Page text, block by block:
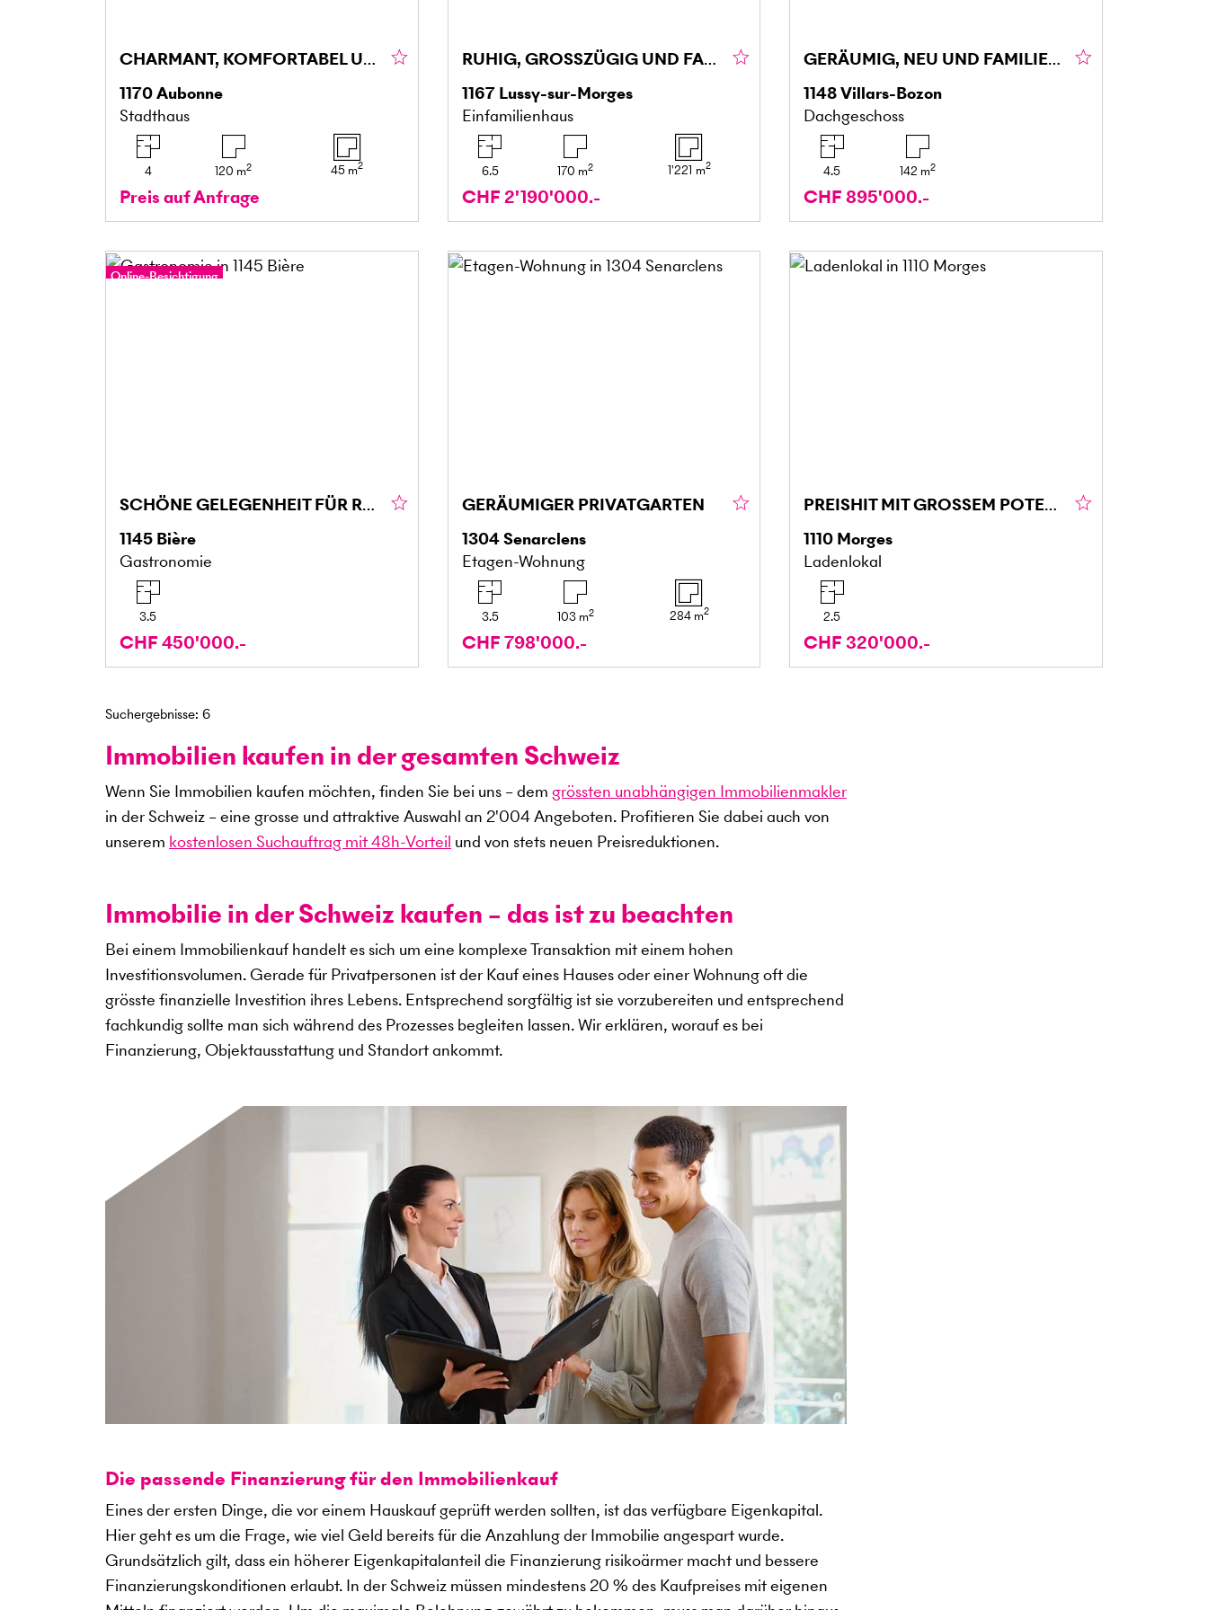
CHARMANT, KOMFORTABEL UND AUTHENTISCH
1170Aubonne
Stadthaus
4 120 m2 45 m2
Preis auf Anfrage
RUHIG, GROSSZÜGIG UND FAMILIENFREUNDLICH
1167 Lussy-sur-Morges
Einfamilienhaus
6.5 170 m2 1'221 m2
CHF 2'190'000.-
GERÄUMIG, NEU UND FAMILIENFREUNDLICH
1148Villars-Bozon
Dachgeschoss
4.5 142 m2
CHF 895'000.-
Online-Besichtigung
SCHÖNE GELEGENHEIT FÜR RENOVIERUNG
1145 Bière
Gastronomie
3.5
CHF 450'000.-
GERÄUMIGER PRIVATGARTEN
1304Senarclens
Etagen-Wohnung
3.5 103 m2 284 m2
CHF 798'000.-
PREISHIT MIT GROSSEM POTENZIAL
1110 Morges
Ladenlokal
2.5
CHF 320'000.-
Suchergebnisse: 6
Immobilien kaufen in der gesamten Schweiz
Wenn Sie Immobilien kaufen möchten, finden Sie bei uns – dem grössten unabhängigen Immobilienmakler
in der Schweiz – eine grosse und attraktive Auswahl an 2'004Angeboten. Profitieren Sie dabei auch von
unserem kostenlosen Suchauftrag mit 48h-Vorteil und von stets neuen Preisreduktionen.
Immobilie in der Schweiz kaufen – das ist zu beachten
Bei einem Immobilienkauf handelt es sich um eine komplexe Transaktion mit einem hohen
Investitionsvolumen. Gerade für Privatpersonen ist der Kauf eines Hauses oder einer Wohnung oft die
grösste finanzielle Investition ihres Lebens. Entsprechend sorgfältig ist sie vorzubereiten und entsprechend
fachkundig sollte man sich während des Prozesses begleiten lassen. Wir erklären, worauf es bei
Finanzierung, Objektausstattung und Standort ankommt.
Die passende Finanzierung für den Immobilienkauf
Eines der ersten Dinge, die vor einem Hauskauf geprüft werden sollten, ist das verfügbare Eigenkapital.
Hier geht es um die Frage, wie viel Geld bereits für die Anzahlung der Immobilie angespart wurde.
Grundsätzlich gilt, dass ein höherer Eigenkapitalanteil die Finanzierung risikoärmer macht und bessere
Finanzierungskonditionen erlaubt. In der Schweiz müssen mindestens 20 % des Kaufpreises mit eigenen